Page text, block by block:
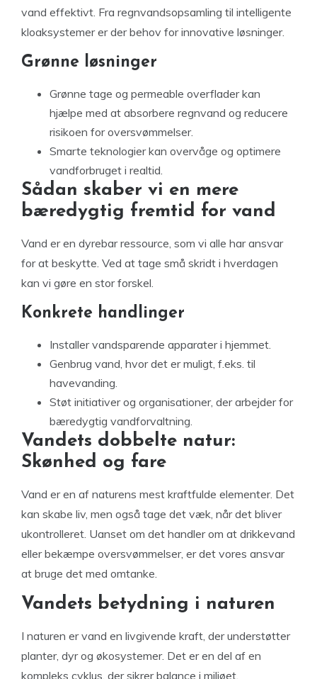
vand effektivt. Fra regnvandsopsamling til intelligente
kloaksystemer er der behov for innovative løsninger.
Grønne løsninger
Grønne tage og permeable overflader kan
hjælpe med at absorbere regnvand og reducere
risikoen for oversvømmelser.
Smarte teknologier kan overvåge og optimere
vandforbruget i realtid.
Sådan skaber vi en mere
bæredygtig fremtid for vand
Vand er en dyrebar ressource, som vi alle har ansvar
for at beskytte. Ved at tage små skridt i hverdagen
kan vi gøre en stor forskel.
Konkrete handlinger
Installer vandsparende apparater i hjemmet.
Genbrug vand, hvor det er muligt, f.eks. til
havevanding.
Støt initiativer og organisationer, der arbejder for
bæredygtig vandforvaltning.
Vandets dobbelte natur:
Skønhed og fare
Vand er en af naturens mest kraftfulde elementer. Det
kan skabe liv, men også tage det væk, når det bliver
ukontrolleret. Uanset om det handler om at drikkevand
eller bekæmpe oversvømmelser, er det vores ansvar
at bruge det med omtanke.
Vandets betydning i naturen
I naturen er vand en livgivende kraft, der understøtter
planter, dyr og økosystemer. Det er en del af en
kompleks cyklus, der sikrer balance i miljøet.